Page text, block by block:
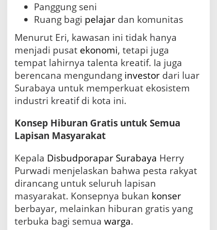
Panggung seni
Ruang bagi pelajar dan komunitas
Menurut Eri, kawasan ini tidak hanya
menjadi pusat ekonomi, tetapi juga
tempat lahirnya talenta kreatif. Ia juga
berencana mengundang investor dari luar
Surabaya untuk memperkuat ekosistem
industri kreatif di kota ini.
Konsep Hiburan Gratis untuk Semua
Lapisan Masyarakat
Kepala Disbudporapar Surabaya Herry
Purwadi menjelaskan bahwa pesta rakyat
dirancang untuk seluruh lapisan
masyarakat. Konsepnya bukan konser
berbayar, melainkan hiburan gratis yang
terbuka bagi semua warga.